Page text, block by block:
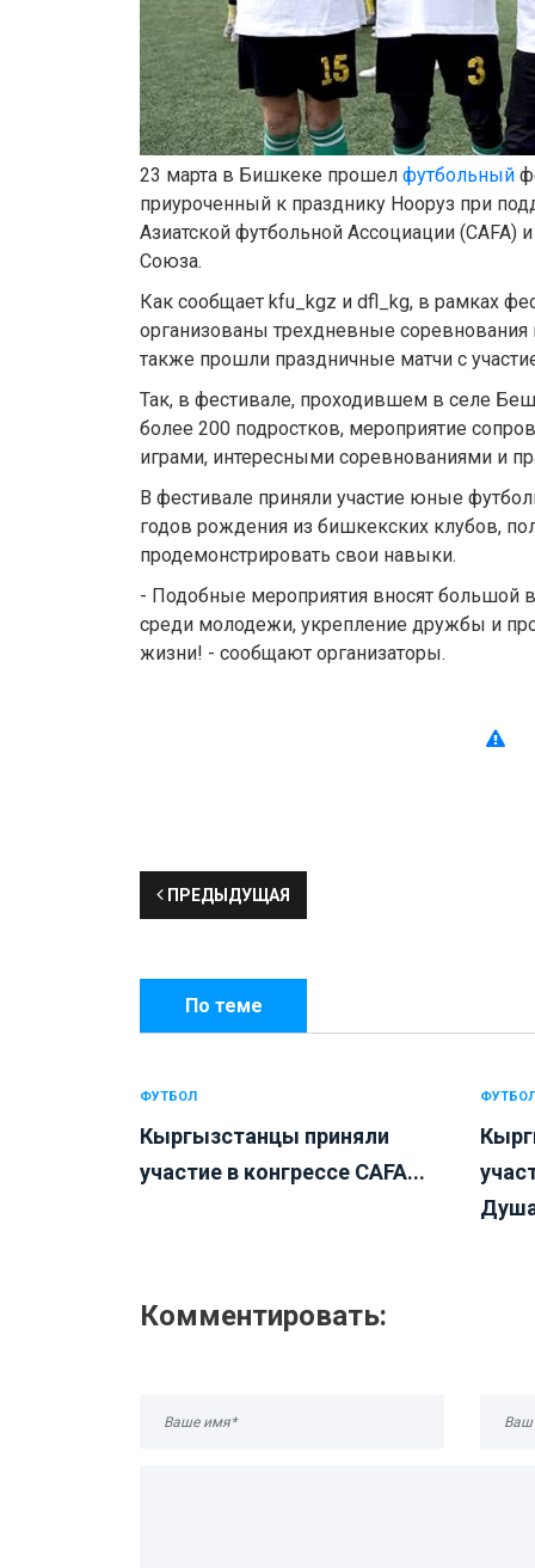
23 марта в Бишкеке прошел футбольный
приуроченный к празднику Нооруз при
Азиатской футбольной Ассоциации (CAFA)
Союза.
Как сообщает kfu_kgz и dfl_kg, в рамках
организованы трехдневные соревнования
также прошли праздничные матчи с
Так, в фестивале, проходившем в селе
более 200 подростков, мероприятие
играми, интересными соревнованиями и
В фестивале приняли участие юные
годов рождения из бишкекских клубов,
продемонстрировать свои навыки.
- Подобные мероприятия вносят большой
среди молодежи, укрепление дружбы и
жизни! - сообщают организаторы.
ПРЕДЫДУЩАЯ
По теме
ФУТБОЛ
Кыргызстанцы приняли
участие в конгрессе CAFA...
ФУТБОЛ
Комментировать: